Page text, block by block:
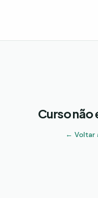
Curso
← Voltar